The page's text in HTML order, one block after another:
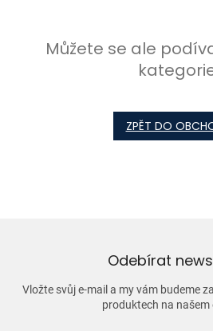
Můžete se ale
ZPĚT DO
Odebírat
Vložte svůj e-mail a my vám budeme
produktech na našem